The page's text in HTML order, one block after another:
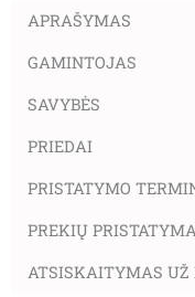
APRAŠYMAS
GAMINTOJAS
SAVYBĖS
PRIEDAI
PRISTATYMO
PREKIŲ
ATSISKAITYMAS UŽ